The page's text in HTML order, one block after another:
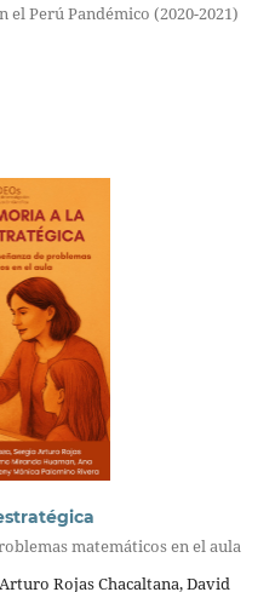
Perú Pandémico (2020-2021)
matemáticos en el aula
Rojas Chacaltana, David